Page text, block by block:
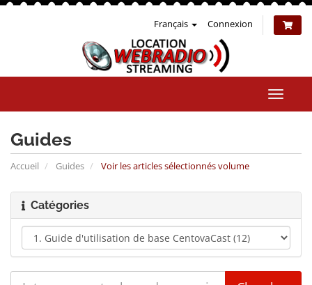
Français Connexion
la
Guides
Accueil Guides Voir les articles sélectionnés volume
Catégories